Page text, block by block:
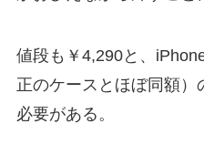
値段も￥4,290と、
正のケースとほぼ同額）
必要がある。